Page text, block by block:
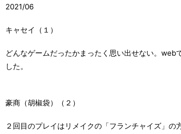
2021/06
キャセイ（１）
どんなゲームだったかまったく思い出せない。web
した。
豪商（胡椒袋）（２）
２回目のプレイはリメイクの「フランチャイズ」